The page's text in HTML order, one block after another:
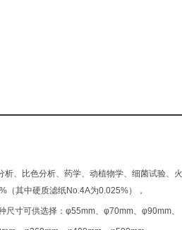
、比色分析、药学、动植物学、细菌试验、火
（其中硬质滤纸No.4A为0.025%），
寸可供选择：φ55mm、φ70mm、φ90mm、